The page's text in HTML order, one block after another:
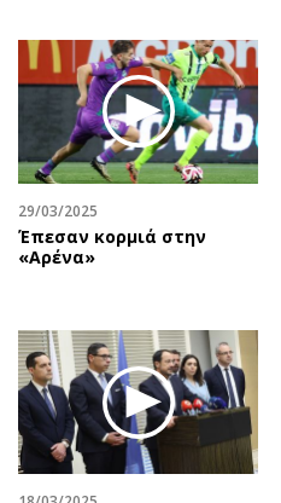
29/03/2025
Έπεσαν κορμιά στην
«Αρένα»